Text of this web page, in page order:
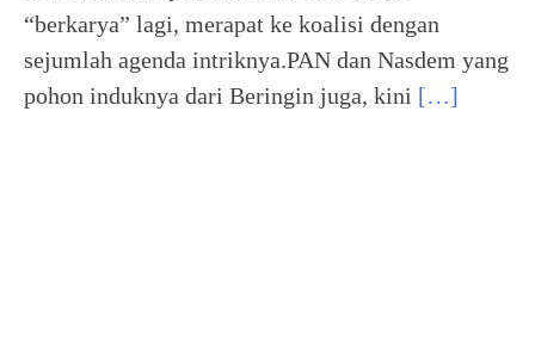
“berkarya” lagi, merapat ke koalisi dengan
sejumlah agenda intriknya.PAN dan Nasdem yang
pohon induknya dari Beringin juga, kini […]